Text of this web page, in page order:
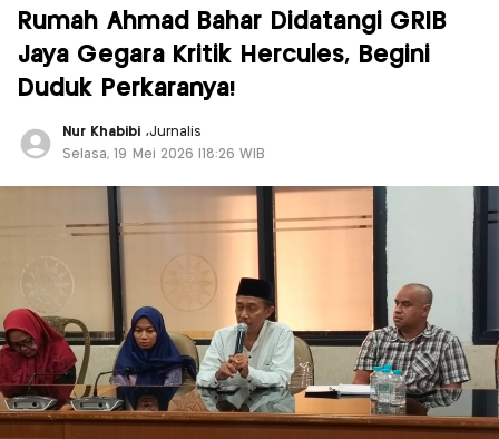
Rumah Ahmad Bahar Didatangi GRIB
Jaya Gegara Kritik Hercules, Begini
Duduk Perkaranya!
Nur Khabibi ,Jurnalis
Selasa, 19 Mei 2026 |18:26 WIB